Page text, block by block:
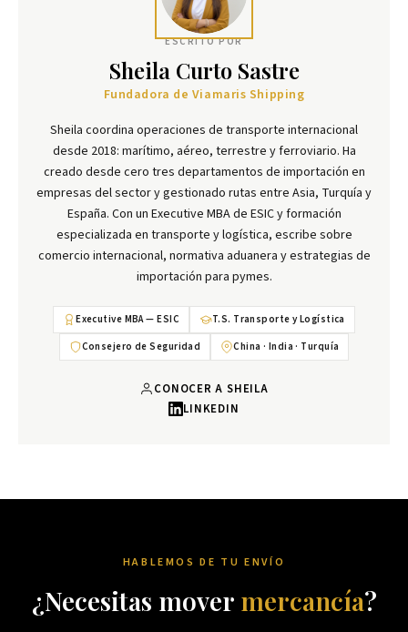
ESCRITO POR
Sheila Curto Sastre
Fundadora de Viamaris Shipping
Sheila coordina operaciones de transporte internacional
desde 2018: marítimo, aéreo, terrestre y ferroviario. Ha
creado desde cero tres departamentos de importación en
empresas del sector y gestionado rutas entre Asia, Turquía y
España. Con un Executive MBA de ESIC y formación
especializada en transporte y logística, escribe sobre
comercio internacional, normativa aduanera y estrategias de
importación para pymes.
Executive MBA — ESIC
T.S. Transporte y Logística
Consejero de Seguridad
China · India · Turquía
CONOCER A SHEILA
LINKEDIN
HABLEMOS DE TU ENVÍO
¿Necesitas mover mercancía?